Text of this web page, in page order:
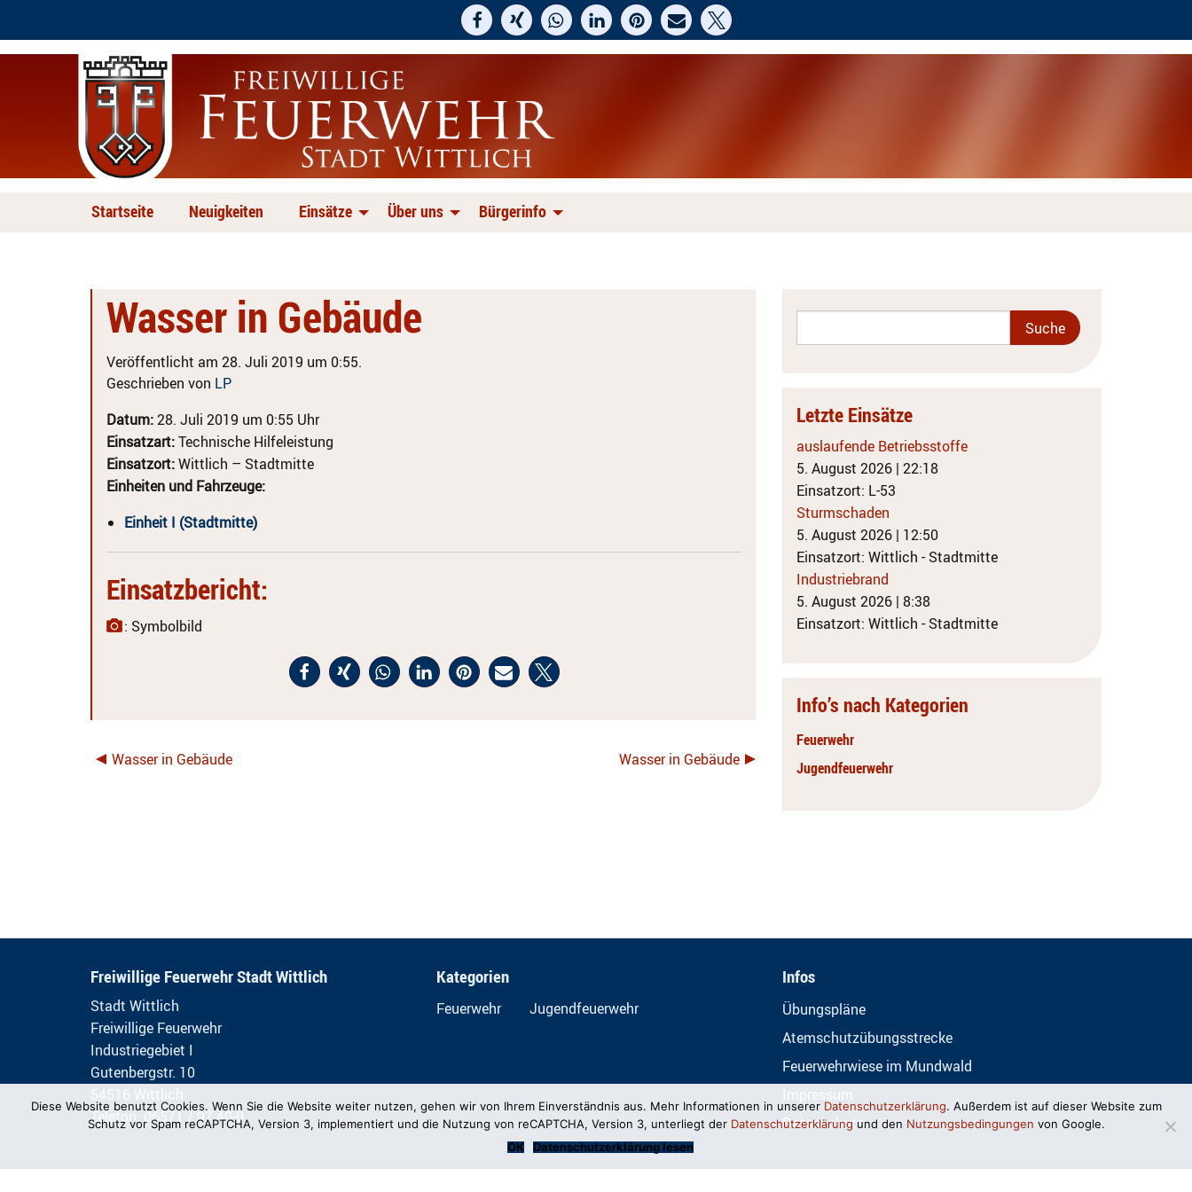
Startseite Neuigkeiten Einsätze Über uns Bürgerinfo
Wasser in Gebäude
Veröffentlicht am 28. Juli 2019 um 0:55.
Geschrieben von LP
Datum:28. Juli 2019 um 0:55 Uhr
Einsatzart:Technische Hilfeleistung
Einsatzort:Wittlich – Stadtmitte
Einheiten und Fahrzeuge:
Einheit I (Stadtmitte)
Einsatzbericht:
: Symbolbild
Wasser in Gebäude Wasser in Gebäude
Letzte Einsätze
auslaufende Betriebsstoffe
5. August 2026 | 22:18
Einsatzort: L-53
Sturmschaden
5. August 2026 | 12:50
Einsatzort: Wittlich - Stadtmitte
Industriebrand
5. August 2026 | 8:38
Einsatzort: Wittlich - Stadtmitte
Info’s nach Kategorien
Feuerwehr
Jugendfeuerwehr
Freiwillige Feuerwehr Stadt Wittlich
Stadt Wittlich
Freiwillige Feuerwehr
Industriegebiet I
Gutenbergstr. 10
Telefon: 06571 / 97 40-0
Kategorien
Feuerwehr Jugendfeuerwehr
Infos
Übungspläne
Atemschutzübungsstrecke
Feuerwehrwiese im Mundwald
Datenschutz
Diese Website benutzt Cookies. Wenn Sie die Website weiter nutzen, gehen wir von Ihrem Einverständnis aus. Mehr Informationen in unserer Datenschutzerklärung. Außerdem ist auf dieser Website zum
Schutz vor Spam reCAPTCHA, Version 3, implementiert und die Nutzung von reCAPTCHA, Version 3, unterliegt der Datenschutzerklärung und den Nutzungsbedingungen von Google.
OK
Datenschutzerklärung lesen